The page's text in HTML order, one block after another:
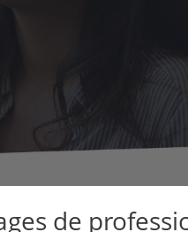
de